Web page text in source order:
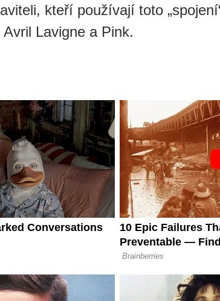
kteří používají toto
Lavigne a Pink.